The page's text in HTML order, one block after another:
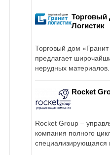
Торговый
Логистик
Торговый дом «Гранит
предлагает
нерудных материалов.
Rocket
Rocket Group –
компания полного
специализирующаяся